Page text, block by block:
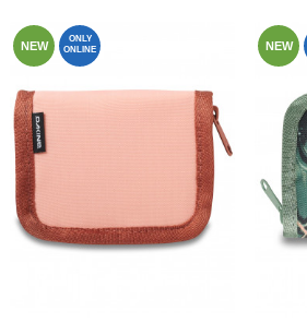
NEW
ONLY
ONLINE
NEW